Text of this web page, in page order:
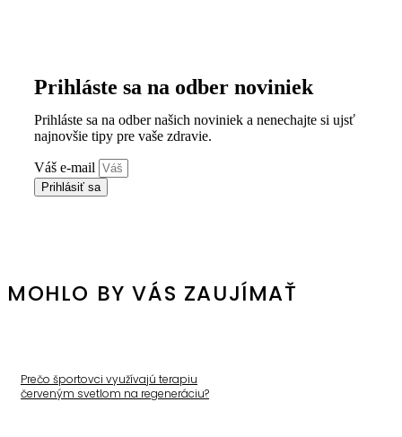
Prihláste sa na odber noviniek
Prihláste sa na odber našich noviniek a nenechajte si ujsť
najnovšie tipy pre vaše zdravie.
Váš e-mail
Prihlásiť sa
MOHLO BY VÁS ZAUJÍMAŤ
Prečo športovci využívajú terapiu
červeným svetlom na regeneráciu?